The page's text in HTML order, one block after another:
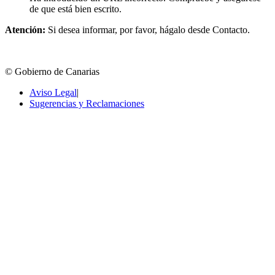
de que está bien escrito.
Atención: Si desea informar, por favor, hágalo desde Contacto.
© Gobierno de Canarias
Aviso Legal|
Sugerencias y Reclamaciones